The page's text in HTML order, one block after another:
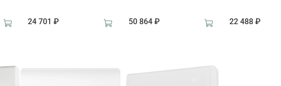
24 701 ₽ 50 864 ₽ 22 488 ₽